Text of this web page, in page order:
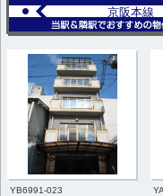
京阪本線
YB6991-023